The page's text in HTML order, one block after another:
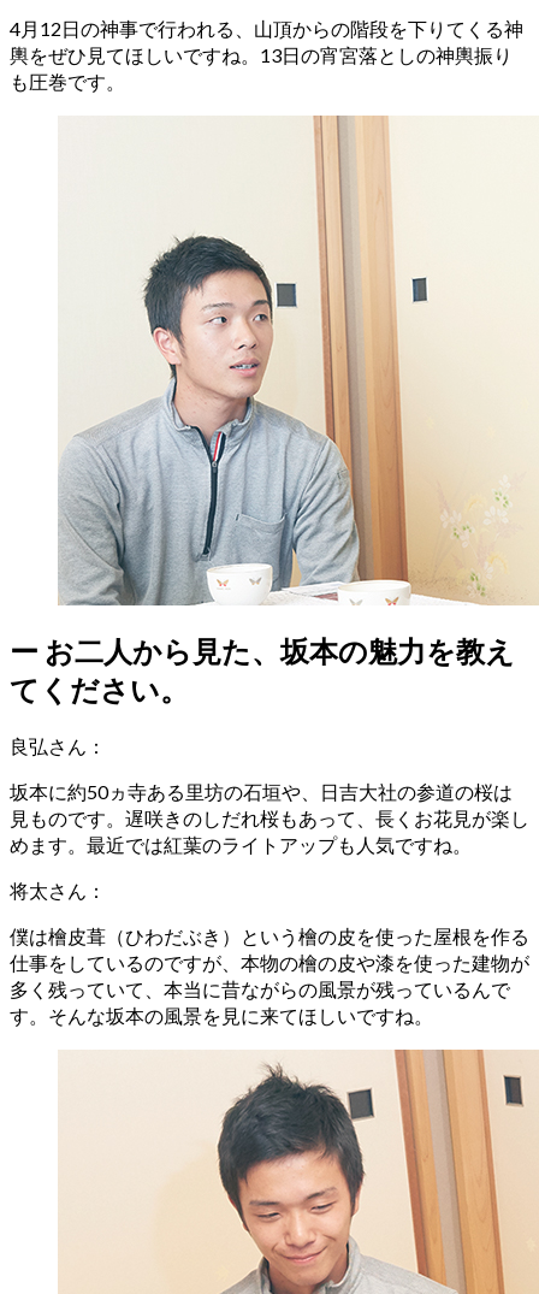
4月12日の神事で行われる、山頂からの階段を下りてくる神
輿をぜひ見てほしいですね。13日の宵宮落としの神輿振り
も圧巻です。
ー お二人から見た、坂本の魅力を教え
てください。
良弘さん
：
坂本に約50ヵ寺ある里坊の石垣や、日吉大社の参道の桜は
見ものです。遅咲きのしだれ桜もあって、長くお花見が楽し
めます。最近では紅葉のライトアップも人気ですね。
将太さん
：
僕は檜皮葺（ひわだぶき）という檜の皮を使った屋根を作る
仕事をしているのですが、本物の檜の皮や漆を使った建物が
多く残っていて、本当に昔ながらの風景が残っているんで
す。そんな坂本の風景を見に来てほしいですね。